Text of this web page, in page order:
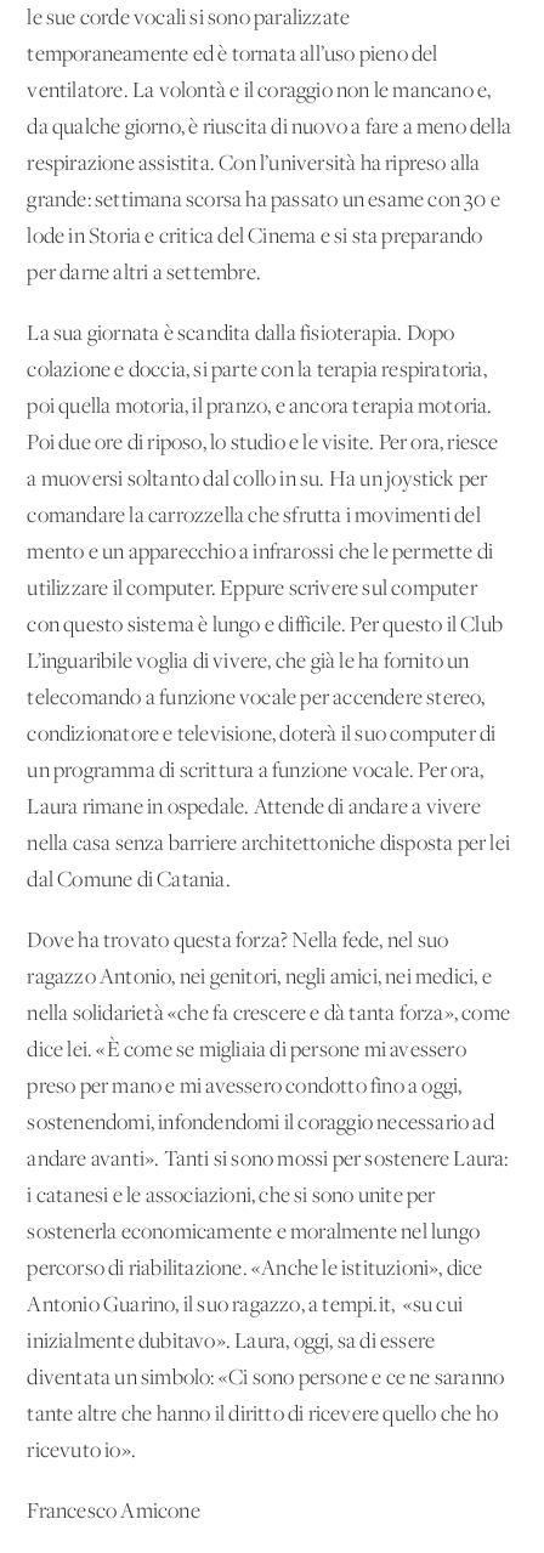
le sue corde vocali si sono paralizzate
temporaneamente ed è tornata all’uso pieno del
ventilatore. La volontà e il coraggio non le mancano e,
da qualche giorno, è riuscita di nuovo a fare a meno della
respirazione assistita. Con l’università ha ripreso alla
grande: settimana scorsa ha passato un esame con 30 e
lode in Storia e critica del Cinema e si sta preparando
per darne altri a settembre.
La sua giornata è scandita dalla fisioterapia. Dopo
colazione e doccia, si parte con la terapia respiratoria,
poi quella motoria, il pranzo, e ancora terapia motoria.
Poi due ore di riposo, lo studio e le visite. Per ora, riesce
a muoversi soltanto dal collo in su. Ha un joystick per
comandare la carrozzella che sfrutta i movimenti del
mento e un apparecchio a infrarossi che le permette di
utilizzare il computer. Eppure scrivere sul computer
con questo sistema è lungo e difficile. Per questo il Club
L’inguaribile voglia di vivere, che già le ha fornito un
telecomando a funzione vocale per accendere stereo,
condizionatore e televisione, doterà il suo computer di
un programma di scrittura a funzione vocale. Per ora,
Laura rimane in ospedale. Attende di andare a vivere
nella casa senza barriere architettoniche disposta per lei
dal Comune di Catania.
Dove ha trovato questa forza? Nella fede, nel suo
ragazzo Antonio, nei genitori, negli amici, nei medici, e
nella solidarietà «che fa crescere e dà tanta forza», come
dice lei. «È come se migliaia di persone mi avessero
preso per mano e mi avessero condotto fino a oggi,
sostenendomi, infondendomi il coraggio necessario ad
andare avanti». Tanti si sono mossi per sostenere Laura:
i catanesi e le associazioni, che si sono unite per
sostenerla economicamente e moralmente nel lungo
percorso di riabilitazione. «Anche le istituzioni», dice
Antonio Guarino, il suo ragazzo, a tempi.it, «su cui
inizialmente dubitavo». Laura, oggi, sa di essere
diventata un simbolo: «Ci sono persone e ce ne saranno
tante altre che hanno il diritto di ricevere quello che ho
ricevuto io».
Francesco Amicone